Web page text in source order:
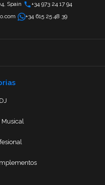
Spain
+34 973 24 17 94
+34 615 25 48 39
Musical